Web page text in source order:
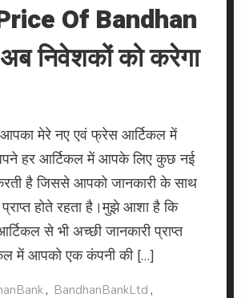
Of Bandhan
निवेशकों को करेगा
आपका मेरे नए एवं फ्रेस आर्टिकल में
हर आर्टिकल में आपके लिए कुछ नई
है जिससे आपको जानकारी के साथ
होते रहता है।मुझे आशा है कि
से भी अच्छी जानकारी प्राप्त
में आपको एक कंपनी की […]
, BandhanBankLtd ,